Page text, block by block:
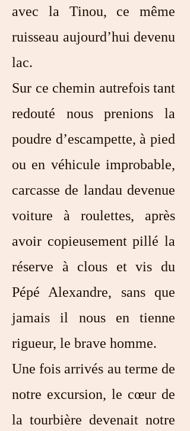
avec la Tinou, ce même
ruisseau aujourd’hui devenu
lac.
Sur ce chemin autrefois tant
redouté nous prenions la
poudre d’escampette, à pied
ou en véhicule improbable,
carcasse de landau devenue
voiture à roulettes, après
avoir copieusement pillé la
réserve à clous et vis du
Pépé Alexandre, sans que
jamais il nous en tienne
rigueur, le brave homme.
Une fois arrivés au terme de
notre excursion, le cœur de
la tourbière devenait notre